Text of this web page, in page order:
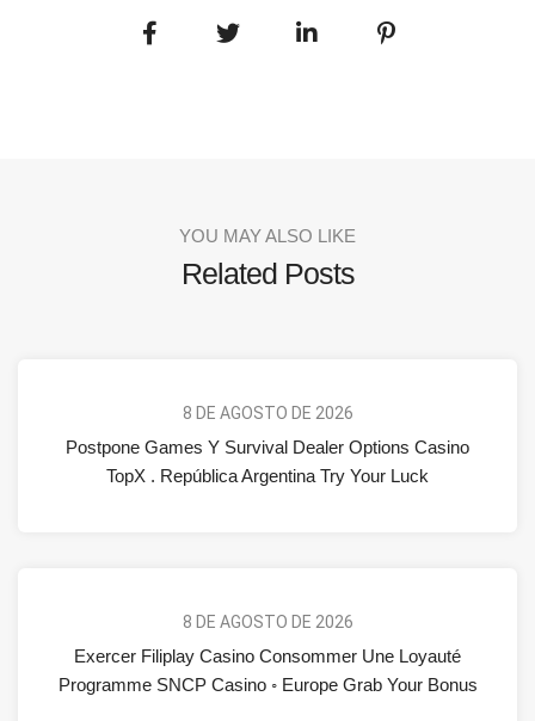
YOU MAY ALSO LIKE
Related Posts
8 DE AGOSTO DE 2026
Postpone Games Y Survival Dealer Options Casino
TopX . República Argentina Try Your Luck
8 DE AGOSTO DE 2026
Exercer Filiplay Casino Consommer Une Loyauté
Programme SNCP Casino ◦ Europe Grab Your Bonus